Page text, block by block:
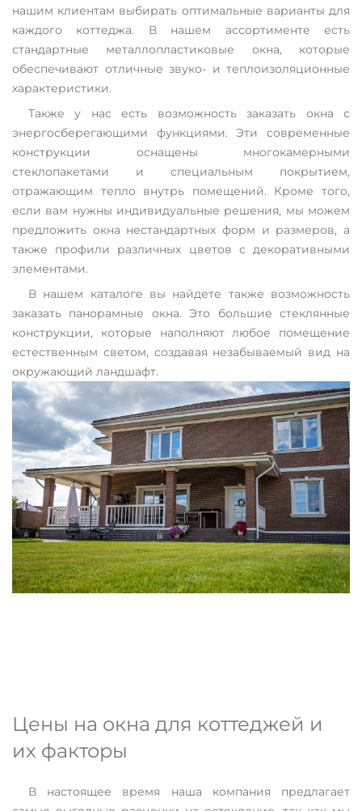
нашим клиентам выбирать оптимальные варианты для
каждого коттеджа. В нашем ассортименте есть
стандартные металлопластиковые окна, которые
обеспечивают отличные звуко- и теплоизоляционные
характеристики.
Также у нас есть возможность заказать окна с
энергосберегающими функциями. Эти современные
конструкции оснащены многокамерными
стеклопакетами и специальным покрытием,
отражающим тепло внутрь помещений. Кроме того,
если вам нужны индивидуальные решения, мы можем
предложить окна нестандартных форм и размеров, а
также профили различных цветов с декоративными
элементами.
В нашем каталоге вы найдете также возможность
заказать панорамные окна. Это большие стеклянные
конструкции, которые наполняют любое помещение
естественным светом, создавая незабываемый вид на
окружающий ландшафт.
Цены на окна для коттеджей и
их факторы
В настоящее время наша компания предлагает